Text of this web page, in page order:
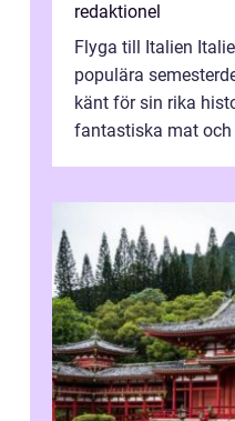
redaktionel
Flyga till Italien
populära
känt för sin rika
fantastiska mat